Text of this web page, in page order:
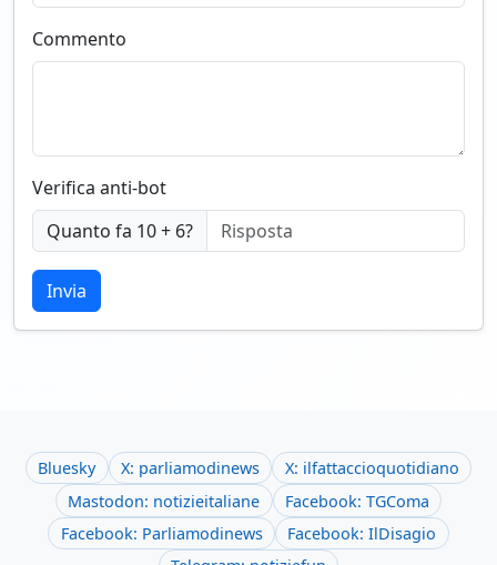
Commento
Verifica anti-bot
Quanto fa 10 + 6?
Invia
Bluesky X: parliamodinews
X: ilfattaccioquotidiano
Mastodon: notizieitaliane
Facebook: TGComa
Facebook: Parliamodinews
Facebook: IlDisagio